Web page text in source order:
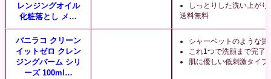
レンジングオイル
化粧落とし メ…
しっとりした洗い上がり
送料無料
バニラコ クリーン
イットゼロ クレン
ジングバーム シリ
ーズ 100ml…
シャーベットのような質
これ1つで洗顔まで完了
肌に優しい低刺激タイプ